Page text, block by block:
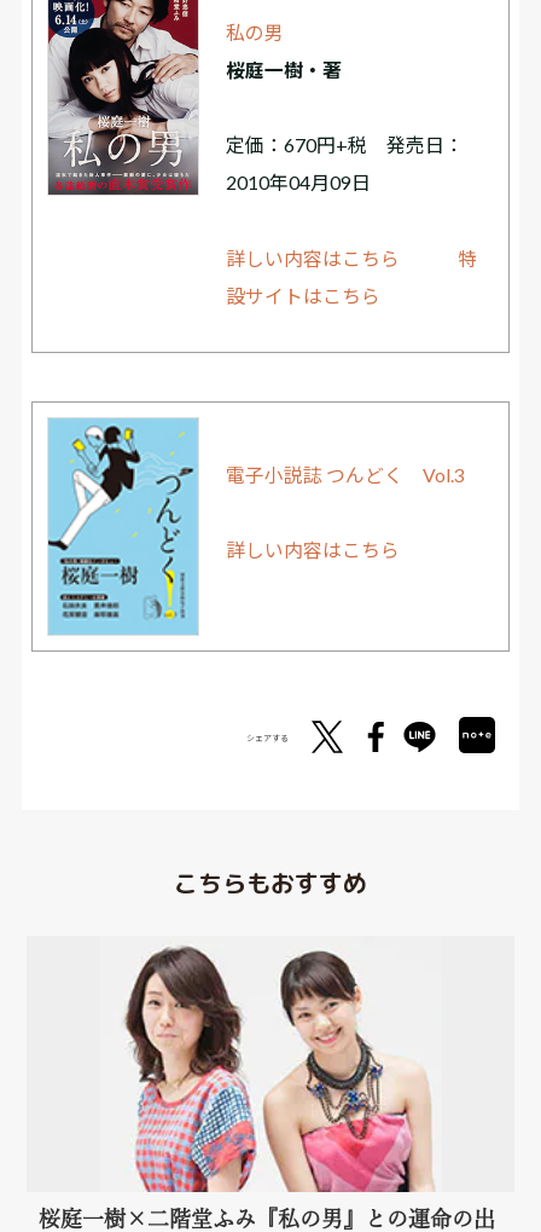
私の男
桜庭一樹・著
定価：670円+税 発売日：
2010年04月09日
詳しい内容はこちら
特
設サイトはこちら
電子小説誌 つんどく Vol.3
詳しい内容はこちら
シェアする
こちらもおすすめ
桜庭一樹×二階堂ふみ『私の男』との運命の出